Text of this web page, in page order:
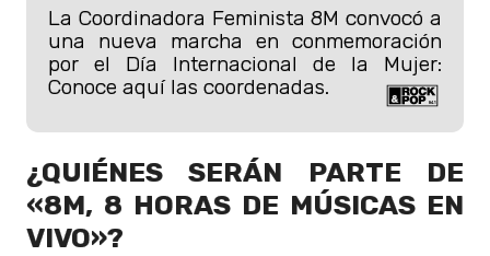
La Coordinadora Feminista 8M convocó a
una nueva marcha en conmemoración
por el Día Internacional de la Mujer:
Conoce aquí las coordenadas.
¿QUIÉNES SERÁN PARTE DE
«8M, 8 HORAS DE MÚSICAS EN
VIVO»?